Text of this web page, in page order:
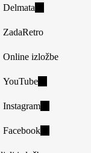
Delmata
external)
ZadaRetro
Online izložbe
YouTube(link
external)
Instagram(link
external)
Facebook(link